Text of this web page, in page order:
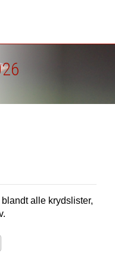
alle krydslister,